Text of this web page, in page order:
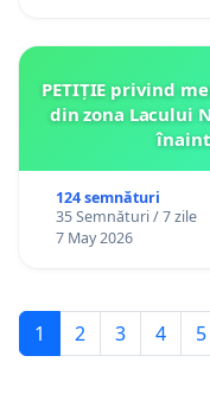
PETIȚIE privind
din zona Lacului
124 semnături
35 Semnături / 7 zile
7 May 2026
1 2 3 4 5